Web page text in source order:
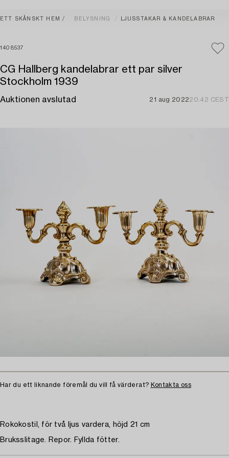
ETT SKÅNSKT HEM BELYSNING LJUSSTAKAR & KANDELABRAR
1408537
CG Hallberg kandelabrar ett par silver
Stockholm 1939
Auktionen avslutad 21 aug 202220:42 CEST
Har du ett liknande föremål du vill få värderat? Kontakta oss
Rokokostil, för två ljus vardera, höjd 21 cm
Bruksslitage. Repor. Fyllda fötter.